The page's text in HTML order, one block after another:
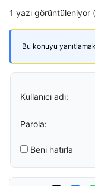
1 yazı görüntüleniyor
Bu konuyu
Kullanıcı adı:
Parola:
Beni hatırla